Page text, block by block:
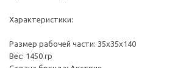
Характеристики:
Размер рабочей части: 35х35х140
Вес: 1450 гр